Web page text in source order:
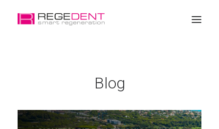
Zahngeweberegeneration
Weiterbildung
Blog